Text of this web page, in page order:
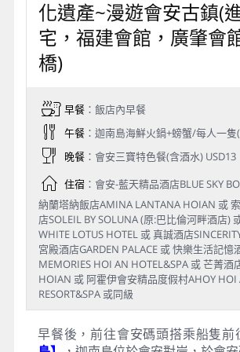
化遺產~漫遊會安古鎮(
宅，福建會館，廣肇會
橋)
早餐：飯店內早餐
午餐：迦南島海鮮火鍋+螃蟹/每人一隻
晚餐：會安三寶特色餐(含酒水) USD13
住宿：會安-藍天精品酒店BLUE SKY
納蘭塔納飯店AMINA LANTANA HOIAN 或
店SOLEIL BY SOLUNA (原:巴比倫河畔酒店)
WHITE LOTUS HOTEL 或 真誠酒店
宮殿酒店GARDEN PALACE 或 快樂生活記憶
MEMORIES HOI AN HOTEL&SPA 或 芒菁酒
HOIAN 或 阿霍伊會安精品度假村AHOY HOI
RESORT&SPA 或同級
早餐後，前往會安碼頭搭乘船隻前